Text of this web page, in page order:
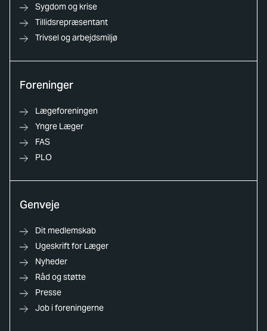
Sygdom og krise
Tillidsrepræsentant
Trivsel og arbejdsmiljø
Foreninger
Lægeforeningen
Yngre Læger
FAS
PLO
Genveje
Dit medlemskab
Ugeskrift for Læger
Nyheder
Råd og støtte
Presse
Job i foreningerne